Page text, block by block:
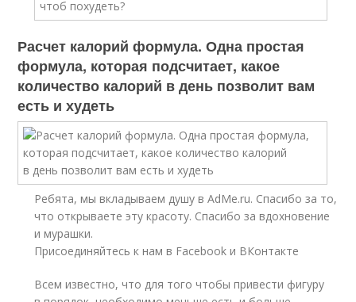
Расчет калорий формула. Одна простая
формула, которая подсчитает, какое
количество калорий в день позволит вам
есть и худеть
Ребята, мы вкладываем душу в AdMe.ru. Cпасибо за то,
что открываете эту красоту. Спасибо за вдохновение
и мурашки.
Присоединяйтесь к нам в Facebook и ВКонтакте
Всем известно, что для того чтобы привести фигуру